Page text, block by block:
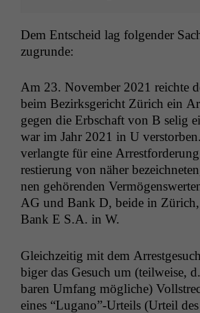
Dem Entscheid lag fol­gen­der
zugrunde:
Am 23. Novem­ber 2021 reichte
beim Bezirks­gericht Zürich ein
gegen die Erb­schaft von B selig
war im Jahr 2021 in U
ver­langte für eine
restierung von näher
nen gehören­den
AG und Bank D, bei­de in
Bank E S.A. in W.
Gle­ichzeit­ig mit dem
biger das Gesuch um (teil­weise,
baren Umfang mögliche)
eines “Lugano”-Urteils (Urteil